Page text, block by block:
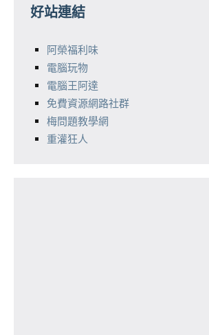
好站連結
阿榮福利味
電腦玩物
電腦王阿達
免費資源網路社群
梅問題教學網
重灌狂人